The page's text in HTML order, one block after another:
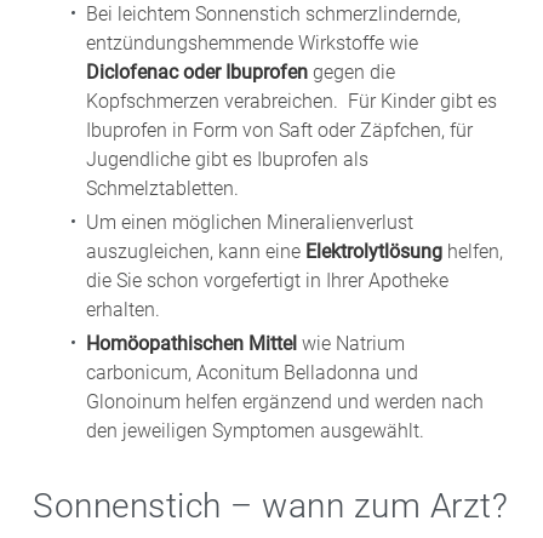
Bei leichtem Sonnenstich schmerzlindernde,
entzündungshemmende Wirkstoffe wie
Diclofenac oder Ibuprofen gegen die
Kopfschmerzen verabreichen. Für Kinder gibt es
Ibuprofen in Form von Saft oder Zäpfchen, für
Jugendliche gibt es Ibuprofen als
Schmelztabletten.
Um einen möglichen Mineralienverlust
auszugleichen, kann eine Elektrolytlösung helfen,
die Sie schon vorgefertigt in Ihrer Apotheke
erhalten.
Homöopathischen Mittel wie Natrium
carbonicum, Aconitum Belladonna und
Glonoinum helfen ergänzend und werden nach
den jeweiligen Symptomen ausgewählt.
Sonnenstich – wann zum Arzt?